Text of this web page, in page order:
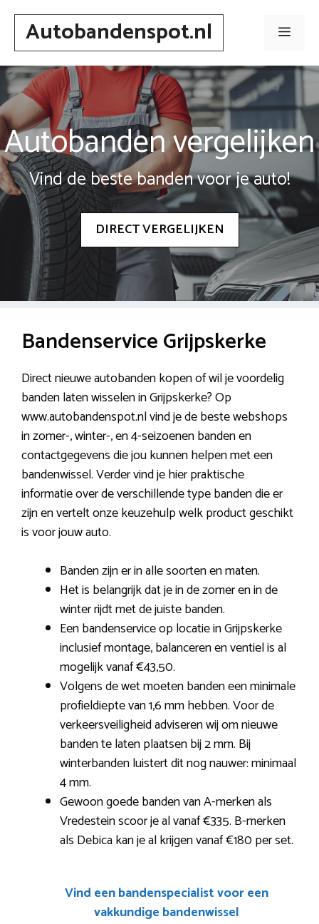
Spring
inhoudAutobandenspot.nl Menu
Autobanden vergelijken
Vind de beste banden voor je auto!
DIRECT VERGELIJKEN
Bandenservice Grijpskerke
Direct nieuwe autobanden kopen of wil je voordelig
banden laten wisselen in Grijpskerke? Op
www.autobandenspot.nl vind je de beste webshops
in zomer-, winter-, en 4-seizoenen banden en
contactgegevens die jou kunnen helpen met een
bandenwissel. Verder vind je hier praktische
informatie over de verschillende type banden die er
zijn en vertelt onze keuzehulp welk product geschikt
is voor jouw auto.
Banden zijn er in alle soorten en maten.
Het is belangrijk dat je in de zomer en in de
winter rijdt met de juiste banden.
Een bandenservice op locatie in Grijpskerke
inclusief montage, balanceren en ventiel is al
mogelijk vanaf €43,50.
Volgens de wet moeten banden een minimale
profieldiepte van 1,6 mm hebben. Voor de
verkeersveiligheid adviseren wij om nieuwe
banden te laten plaatsen bij 2 mm. Bij
winterbanden luistert dit nog nauwer: minimaal
4 mm.
Gewoon goede banden van A-merken als
Vredestein scoor je al vanaf €335. B-merken
als Debica kan je al krijgen vanaf €180 per set.
Vind een bandenspecialist voor een
vakkundige bandenwissel